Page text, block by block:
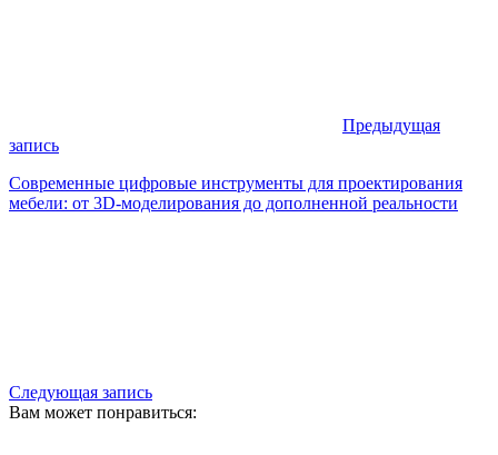
Предыдущая
запись
Современные цифровые инструменты для проектирования
мебели: от 3D-моделирования до дополненной реальности
Следующая запись
Вам может понравиться: